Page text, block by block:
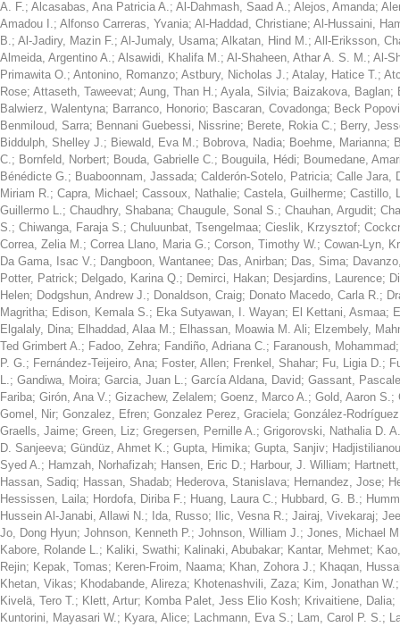
A. F.; Alcasabas, Ana Patricia A.; Al-Dahmash, Saad A.; Alejos, Amanda;
Amadou I.; Alfonso Carreras, Yvania; Al-Haddad, Christiane; Al-Hussaini,
B.; Al-Jadiry, Mazin F.; Al-Jumaly, Usama; Alkatan, Hind M.; All-Eriksson,
Almeida, Argentino A.; Alsawidi, Khalifa M.; Al-Shaheen, Athar A. S. M.; Al-
Primawita O.; Antonino, Romanzo; Astbury, Nicholas J.; Atalay, Hatice T.;
Rose; Attaseth, Taweevat; Aung, Than H.; Ayala, Silvia; Baizakova, Baglan;
Balwierz, Walentyna; Barranco, Honorio; Bascaran, Covadonga; Beck
Benmiloud, Sarra; Bennani Guebessi, Nissrine; Berete, Rokia C.; Berry,
Biddulph, Shelley J.; Biewald, Eva M.; Bobrova, Nadia; Boehme, Marianna;
C.; Bornfeld, Norbert; Bouda, Gabrielle C.; Bouguila, Hédi; Boumedane,
Bénédicte G.; Buaboonnam, Jassada; Calderón-Sotelo, Patricia; Calle Jara,
Miriam R.; Capra, Michael ; Cassoux, Nathalie; Castela, Guilherme; Castillo,
Guillermo L.; Chaudhry, Shabana; Chaugule, Sonal S.; Chauhan, Argudit;
S.; Chiwanga, Faraja S.; Chuluunbat, Tsengelmaa; Cieslik, Krzysztof;
Correa, Zelia M.; Correa Llano, Maria G.; Corson, Timothy W.; Cowan-Lyn,
Da Gama, Isac V.; Dangboon, Wantanee; Das, Anirban; Das, Sima;
Potter, Patrick; Delgado, Karina Q.; Demirci, Hakan; Desjardins, Laurence;
Helen; Dodgshun, Andrew J.; Donaldson, Craig; Donato Macedo, Carla R.;
Magritha; Edison, Kemala S.; Eka Sutyawan, I. Wayan; El Kettani, Asmaa;
Elgalaly, Dina; Elhaddad, Alaa M.; Elhassan, Moawia M. Ali; Elzembely,
Ted Grimbert A.; Fadoo, Zehra; Fandiño, Adriana C.; Faranoush, Mohammad
P. G.; Fernández-Teijeiro, Ana; Foster, Allen; Frenkel, Shahar; Fu, Ligia D.;
L.; Gandiwa, Moira; Garcia, Juan L.; García Aldana, David; Gassant,
Fariba; Girón, Ana V.; Gizachew, Zelalem; Goenz, Marco A.; Gold, Aaron S.;
Gomel, Nir; Gonzalez, Efren; Gonzalez Perez, Graciela; González-
Graells, Jaime; Green, Liz; Gregersen, Pernille A.; Grigorovski, Nathalia D.
D. Sanjeeva; Gündüz, Ahmet K.; Gupta, Himika; Gupta, Sanjiv;
Syed A.; Hamzah, Norhafizah; Hansen, Eric D.; Harbour, J. William;
Hassan, Sadiq; Hassan, Shadab; Hederova, Stanislava; Hernandez, Jose;
Hessissen, Laila; Hordofa, Diriba F.; Huang, Laura C.; Hubbard, G. B.;
Hussein Al-Janabi, Allawi N.; Ida, Russo; Ilic, Vesna R.; Jairaj, Vivekaraj;
Jo, Dong Hyun; Johnson, Kenneth P.; Johnson, William J.; Jones, Michael
Kabore, Rolande L.; Kaliki, Swathi; Kalinaki, Abubakar; Kantar, Mehmet;
Rejin; Kepak, Tomas; Keren-Froim, Naama; Khan, Zohora J.; Khaqan,
Khetan, Vikas; Khodabande, Alireza; Khotenashvili, Zaza; Kim, Jonathan W.
Kivelä, Tero T.; Klett, Artur; Komba Palet, Jess Elio Kosh; Krivaitiene, Dalia;
Kuntorini, Mayasari W.; Kyara, Alice; Lachmann, Eva S.; Lam, Carol P. S.;